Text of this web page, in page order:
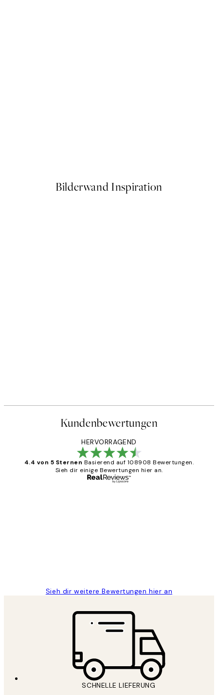
Bilderwand Inspiration
Kundenbewertungen
HERVORRAGEND
4.4 von 5 Sternen Basierend auf 108908 Bewertungen.
Sieh dir einige Bewertungen hier an.
Sieh dir weitere Bewertungen hier an
SCHNELLE LIEFERUNG